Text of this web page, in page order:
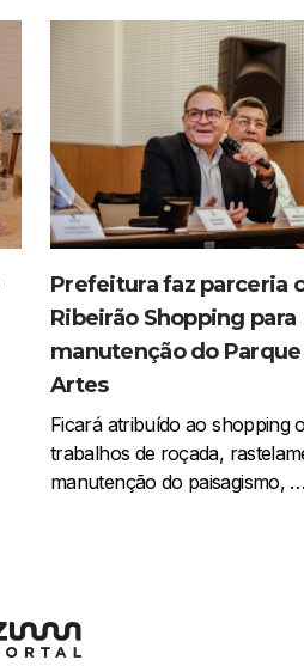
Prefeitura faz parceria
Ribeirão Shopping para
manutenção do
Artes
Ficará atribuído ao shopping
trabalhos de roçada,
manutenção do paisagismo,